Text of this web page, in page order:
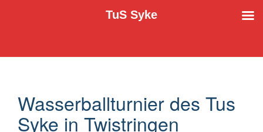
Wasserballturnier des Tus
Syke in Twistringen
TuS Syke